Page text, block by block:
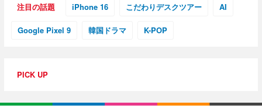
注目の話題 iPhone 16 こだわりデスクツアー AI
Google Pixel 9 韓国ドラマ K-POP
PICK UP